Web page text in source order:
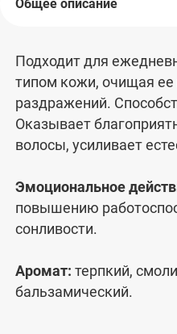
Общее описание
Подходит для
типом кожи, очищая
раздражений.
Оказывает
волосы, усиливает
Эмоциональное
повышению
сонливости.
Аромат: терпкий,
бальзамический.